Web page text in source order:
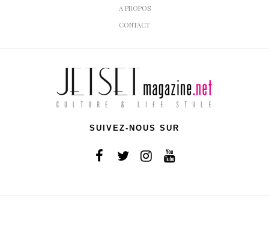
A PROPOS
CONTACT
SUIVEZ-NOUS SUR